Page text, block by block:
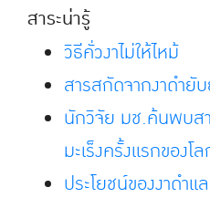
สาระน่ารู้
วิธีคั่วงาไม่ให้ไหม้
สารสกัดจากงาดำยับ
นักวิจัย มช.ค้นพบส
มะเร็งครั้งเเรกของโ
ประโยชน์ของงาดำเเ